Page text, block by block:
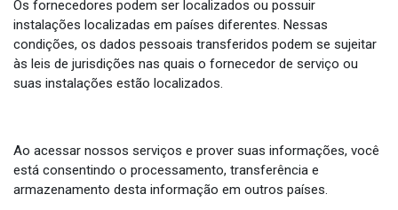
Os fornecedores podem ser localizados ou possuir
instalações localizadas em países diferentes. Nessas
condições, os dados pessoais transferidos podem se sujeitar
às leis de jurisdições nas quais o fornecedor de serviço ou
suas instalações estão localizados.
Ao acessar nossos serviços e prover suas informações, você
está consentindo o processamento, transferência e
armazenamento desta informação em outros países.